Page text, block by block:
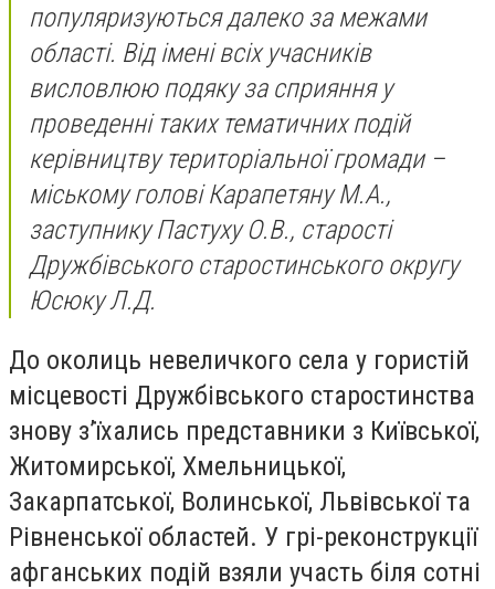
популяризуються далеко за межами
області. Від імені всіх учасників
висловлюю подяку за сприяння у
проведенні таких тематичних подій
керівництву територіальної громади –
міському голові Карапетяну М.А.,
заступнику Пастуху О.В., старості
Дружбівського старостинського округу
Юсюку Л.Д.
До околиць невеличкого села у гористій
місцевості Дружбівського старостинства
знову з’їхались представники з Київської,
Житомирської, Хмельницької,
Закарпатської, Волинської, Львівської та
Рівненської областей. У грі-реконструкції
афганських подій взяли участь біля сотні